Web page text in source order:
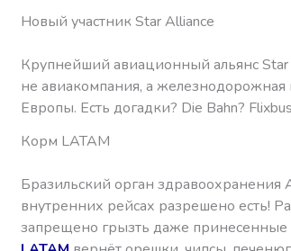
Новый участник Star Alliance
Крупнейший авиационный альянс Star
не авиакомпания, а железнодорожная
Европы. Есть догадки? Die Bahn?
Корм LATAM
Бразильский орган здравоохранения
внутренних рейсах разрешено есть!
запрещено грызть даже